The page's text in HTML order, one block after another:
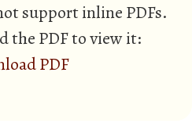
support inline PDFs.
the PDF to view it:
PDF